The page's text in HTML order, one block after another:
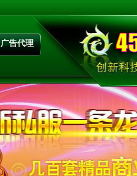
广告代理